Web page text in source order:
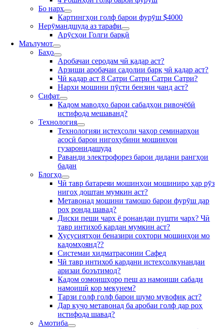
Бо нарх
Картингҳои голф барои фурӯш $4000
Нерӯмандшуда аз тарафи
Арӯсҳои Голги барқӣ
Маълумот
Баҳо
Аробачаи серодам чӣ қадар аст?
Арзиши аробачаи садолии барқ чӣ қадар аст?
Чӣ қадар аст 8 Сатри Сатри Сатри Сатри?
Нархи мошини пӯсти бензин чанд аст?
Сифат
Кадом маводҳо барои сабадҳои ривоҷёбӣ
истифода мешаванд?
Технология
Технологияи истеҳсоли чаҳор семинарҳои
асосӣ барои нигоҳубини мошинҳои
гузаронидашуда
Раванди электрофорез барои дидани рангҳои
бадан
Блогҳо
Чӣ тавр батареяи мошинҳои мошиниро ҳар рӯз
нигоҳ доштан мумкин аст?
Метавонад мошини тамошо барои фурӯш дар
роҳ ронда шавад?
Диски пеши чарх ё ронандаи пушти чарх? Чӣ
тавр интихоб кардан мумкин аст?
Хусусиятҳои беназири сохтори мошинҳои мо
кадомҳоянд??
Системаи хидматрасонии Сафед
Чӣ тавр интихоб кардани истеҳсолкунандаи
аризаи боэътимод?
Кадом озмоишҳоро пеш аз намоиши сабади
намоишӣ кор мекунем?
Тарзи голф голф барои шумо мувофиқ аст?
Дар куҷо метавонад ба аробаи голф дар роҳ
истифода шавад?
Амотиба